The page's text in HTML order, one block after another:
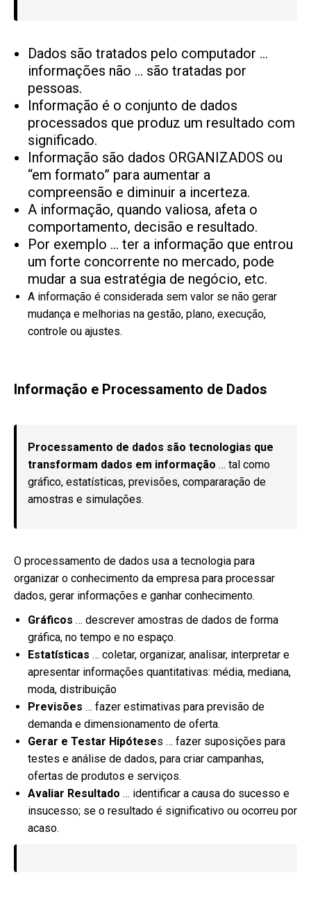
Dados são tratados pelo computador …
informações não … são tratadas por
pessoas.
Informação é o conjunto de dados
processados que produz um resultado com
significado.
Informação são dados ORGANIZADOS ou
“em formato” para aumentar a
compreensão e diminuir a incerteza.
A informação, quando valiosa, afeta o
comportamento, decisão e resultado.
Por exemplo … ter a informação que entrou
um forte concorrente no mercado, pode
mudar a sua estratégia de negócio, etc.
A informação é considerada sem valor se não gerar
mudança e melhorias na gestão, plano, execução,
controle ou ajustes.
Informação e Processamento de Dados
Processamento de dados são tecnologias que
transformam dados em informação … tal como
gráfico, estatísticas, previsões, compararação de
amostras e simulações.
O processamento de dados usa a tecnologia para
organizar o conhecimento da empresa para processar
dados, gerar informações e ganhar conhecimento.
Gráficos … descrever amostras de dados de forma
gráfica, no tempo e no espaço.
Estatísticas … coletar, organizar, analisar, interpretar e
apresentar informações quantitativas: média, mediana,
moda, distribuição
Previsões … fazer estimativas para previsão de
demanda e dimensionamento de oferta.
Gerar e Testar Hipóteses … fazer suposições para
testes e análise de dados, para criar campanhas,
ofertas de produtos e serviços.
Avaliar Resultado … identificar a causa do sucesso e
insucesso; se o resultado é significativo ou ocorreu por
acaso.